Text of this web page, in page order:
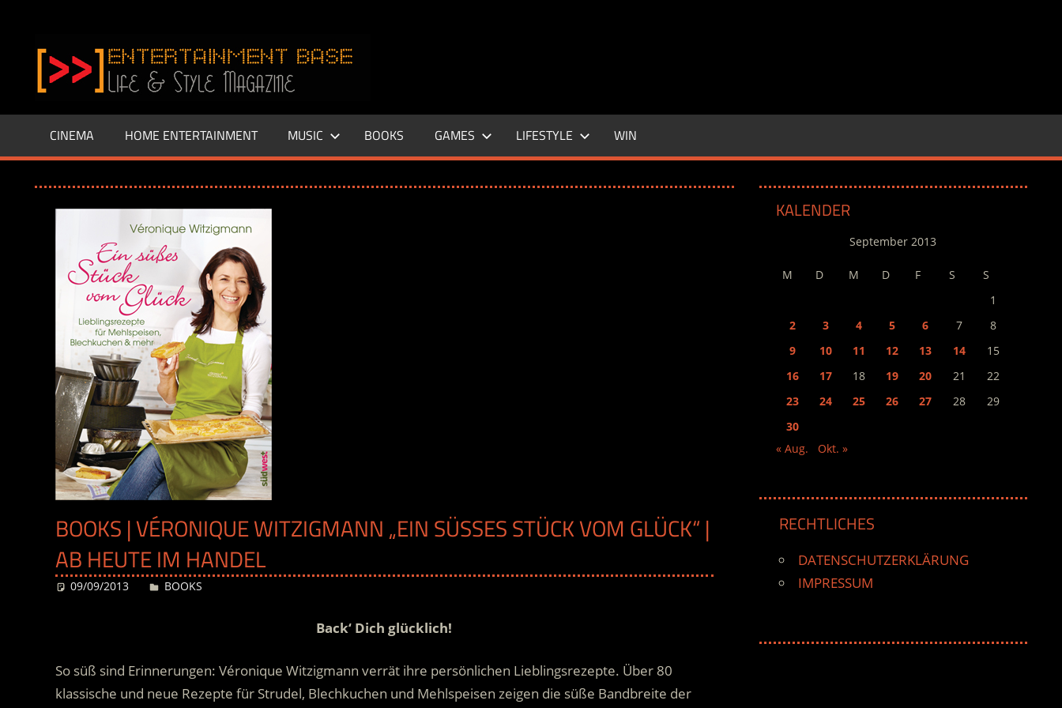
springen
–
LIFE
Base.de
CINEMA HOME ENTERTAINMENT MUSIC BOOKS GAMES LIFESTYLE WIN
BOOKS | VÉRONIQUE WITZIGMANN „EIN SÜSSES STÜCK VOM GLÜCK“ | A
B HEUTE IM HANDEL
09/09/2013 Desiree
BOOKS
Back‘ Dich glücklich!
So süß sind Erinnerungen: Véronique Witzigmann verrät ihre persönlichen Lieblingsrezepte. Über 80
klassische und neue Rezepte für Strudel, Blechkuchen und Mehlspeisen zeigen die süße Bandbreite der
KALENDER
September 2013
M D M D F S
S
1
2
3 4 5 6 7
8
9
10 11 12 13 14
15
16
17 18 19 20 21
22
23
24 25 26 27 28
29
30
« Aug.
Okt. »
RECHTLICHES
DATENSCHUTZERKLÄRUNG
IMPRESSUM